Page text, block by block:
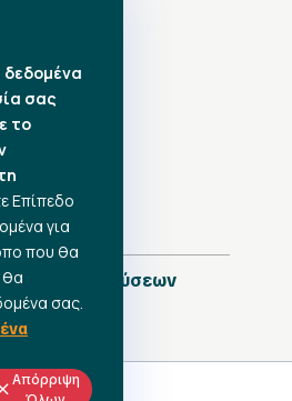
Δημοσιεύσεων
δεδομένα
σας
το
Επίπεδο
για
που θα
θα
σας.
Απόρριψη